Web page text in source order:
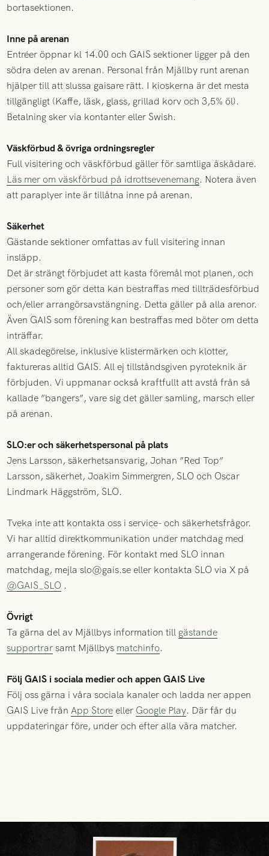
bortasektionen.
Inne på arenan
Entréer öppnar kl 14.00 och GAIS sektioner ligger på den
södra delen av arenan. Personal från Mjällby runt arenan
hjälper till att slussa gaisare rätt. I kioskerna är det mesta
tillgängligt (Kaffe, läsk, glass, grillad korv och 3,5% öl).
Betalning sker via kontanter eller Swish.
Väskförbud & övriga ordningsregler
Full visitering och väskförbud gäller för samtliga åskådare.
Läs mer om väskförbud på idrottsevenemang. Notera även
att paraplyer inte är tillåtna inne på arenan.
Säkerhet
Gästande sektioner omfattas av full visitering innan
insläpp.
Det är strängt förbjudet att kasta föremål mot planen, och
personer som gör detta kan bestraffas med tillträdesförbud
och/eller arrangörsavstängning. Detta gäller på alla arenor.
Även GAIS som förening kan bestraffas med böter om detta
inträffar.
All skadegörelse, inklusive klistermärken och klotter,
faktureras alltid GAIS. All ej tillståndsgiven pyroteknik är
förbjuden. Vi uppmanar också kraftfullt att avstå från så
kallade ”bangers”, vare sig det gäller samling, marsch eller
på arenan.
SLO:er och säkerhetspersonal på plats
Jens Larsson, säkerhetsansvarig, Johan ”Red Top”
Larsson, säkerhet, Joakim Simmergren, SLO och Oscar
Lindmark Häggström, SLO.
Tveka inte att kontakta oss i service- och säkerhetsfrågor.
Vi har alltid direktkommunikation under matchdag med
arrangerande förening. För kontakt med SLO innan
matchdag, mejla slo@gais.se eller kontakta SLO via X på
@GAIS_SLO .
Övrigt
Ta gärna del av Mjällbys information till gästande
supportrar samt Mjällbys matchinfo.
Följ GAIS i sociala medier och appen GAIS Live
Följ oss gärna i våra sociala kanaler och ladda ner appen
GAIS Live frånApp Store eller Google Play. Där får du
uppdateringar före, under och efter alla våra matcher.